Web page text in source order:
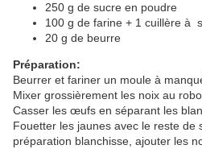
250 g de sucre en poudre
100 g de farine + 1 cuillère à
20 g de beurre
Préparation:
Beurrer et fariner un moule à
Mixer grossièrement les noix au
Casser les œufs en séparant les
Fouetter les jaunes avec le reste de
préparation blanchisse, ajouter les